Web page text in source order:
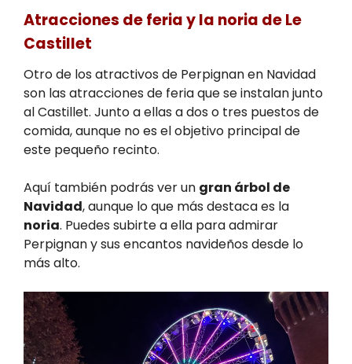
Atracciones de feria y la noria de Le
Castillet
Otro de los atractivos de Perpignan en Navidad
son las atracciones de feria que se instalan junto
al Castillet. Junto a ellas a dos o tres puestos de
comida, aunque no es el objetivo principal de
este pequeño recinto.
Aquí también podrás ver un gran árbol de
Navidad, aunque lo que más destaca es la
noria. Puedes subirte a ella para admirar
Perpignan y sus encantos navideños desde lo
más alto.